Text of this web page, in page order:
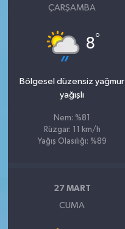
ÇARŞAMBA
8°
Bölgesel düzensiz yağmur
yağışlı
Nem: %81
Rüzgar: 11 km/h
Yağış Olasılığı: %89
27 MART
CUMA